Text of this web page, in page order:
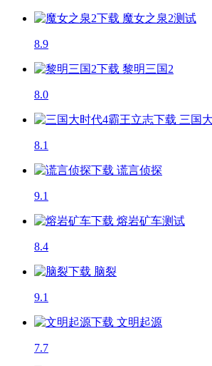
魔女之泉2测试
8.9
黎明三国2
8.0
三国
8.1
谎言侦探
9.1
熔岩矿车测试
8.4
脑裂
9.1
文明起源
7.7